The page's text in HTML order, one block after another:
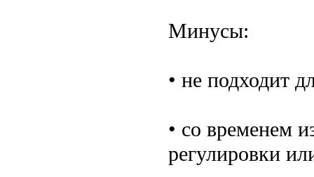
Минусы:
• не подходит
• со временем
регулировки